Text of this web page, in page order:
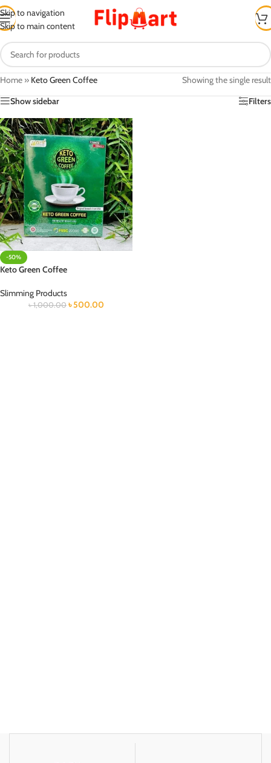
Skip to navigation
Skip to main content
Home » Keto Green Coffee
Showing the single result
Show sidebar
Filters
-50%
Keto Green Coffee
Slimming Products
৳1,000.00 ৳500.00